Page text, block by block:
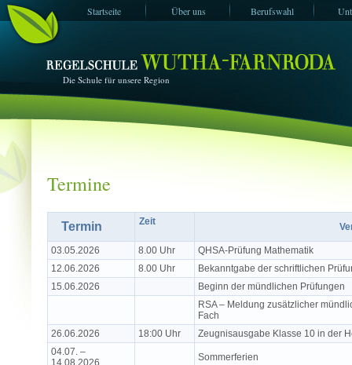
Startseite Über uns Berufswahl
Die Schule für unsere Region
Termine
Termin Zeit
03.05.2026 8.00 Uhr
QHSA-Prüfung Mathematik
12.06.2026
8.00 Uhr
Bekanntgabe der schriftlichen
15.06.2026
Beginn der mündlichen Prüfungen
RSA – Meldung zusätzlicher
Fach
26.06.2026
18:00 Uhr
Zeugnisausgabe Klasse 10 in der
04.07. –
14.08.2026
Sommerferien